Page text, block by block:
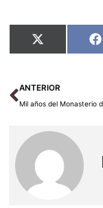
Compartir
en
X
(Twitter)
Ant
ANTERIOR
Mil años del Monasterio